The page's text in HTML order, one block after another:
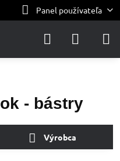
Panel používateľa
- bástry
Výrobca